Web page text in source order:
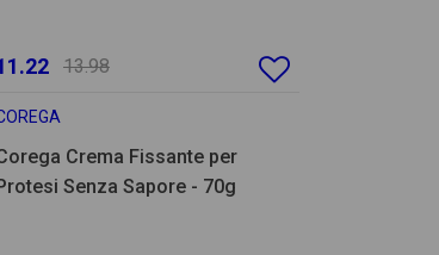
13.98
Crema Fissante per
Protesi Senza Sapore - 70g